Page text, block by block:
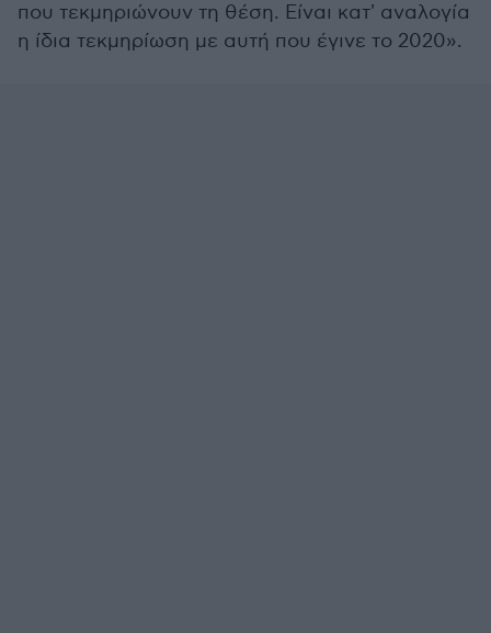
που τεκμηριώνουν τη θέση. Είναι κατ' αναλογία
η ίδια τεκμηρίωση με αυτή που έγινε το 2020».